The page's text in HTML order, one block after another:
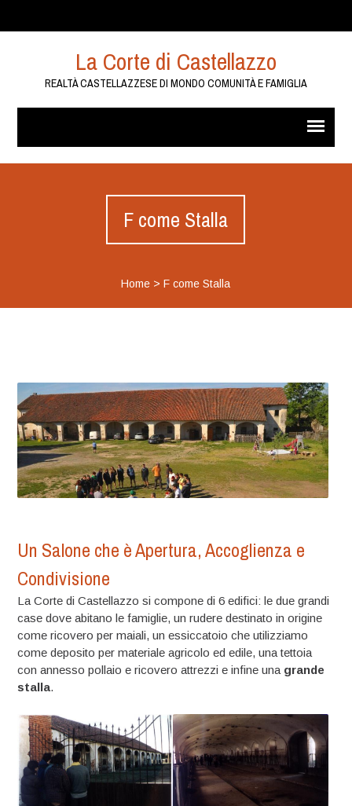
La Corte di Castellazzo
REALTÀ CASTELLAZZESE DI MONDO COMUNITÀ E FAMIGLIA
F come Stalla
Home >F come Stalla
Un Salone che è Apertura, Accoglienza e
Condivisione
La Corte di Castellazzo si compone di 6 edifici: le due grandi
case dove abitano le famiglie, un rudere destinato in origine
come ricovero per maiali, un essiccatoio che utilizziamo
come deposito per materiale agricolo ed edile, una tettoia
con annesso pollaio e ricovero attrezzi e infine una grande
stalla.